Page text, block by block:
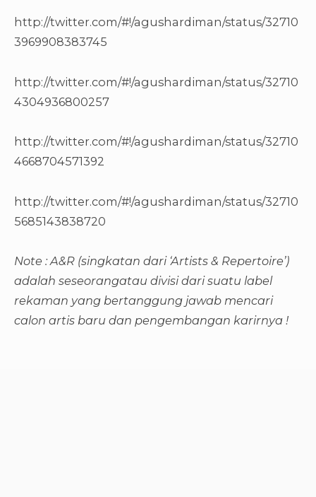
http://twitter.com/#!/agushardiman/status/32710
3969908383745
http://twitter.com/#!/agushardiman/status/32710
4304936800257
http://twitter.com/#!/agushardiman/status/32710
4668704571392
http://twitter.com/#!/agushardiman/status/32710
5685143838720
Note : A&R (singkatan dari ‘Artists & Repertoire’)
adalah seseorangatau divisi dari suatu label
rekaman yang bertanggung jawab mencari
calon artis baru dan pengembangan karirnya !